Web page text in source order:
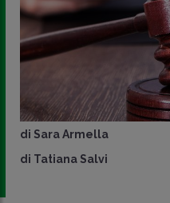
di Sara Armella
di Tatiana Salvi